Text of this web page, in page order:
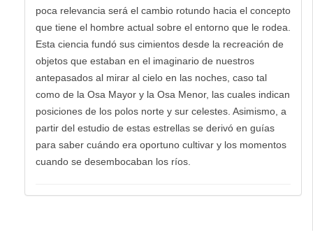
poca relevancia será el cambio rotundo hacia el concepto
que tiene el hombre actual sobre el entorno que le rodea.
Esta ciencia fundó sus cimientos desde la recreación de
objetos que estaban en el imaginario de nuestros
antepasados al mirar al cielo en las noches, caso tal
como de la Osa Mayor y la Osa Menor, las cuales indican
posiciones de los polos norte y sur celestes. Asimismo, a
partir del estudio de estas estrellas se derivó en guías
para saber cuándo era oportuno cultivar y los momentos
cuando se desembocaban los ríos.